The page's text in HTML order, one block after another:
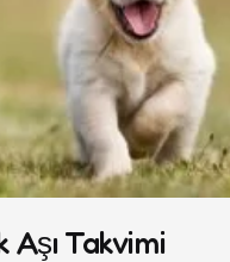
Aşı Takvimi